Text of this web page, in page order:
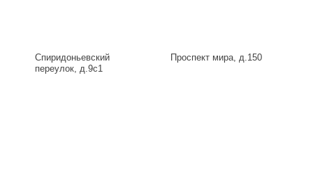
Спиридоньевский
переулок, д.9с1
Проспект мира, д.150